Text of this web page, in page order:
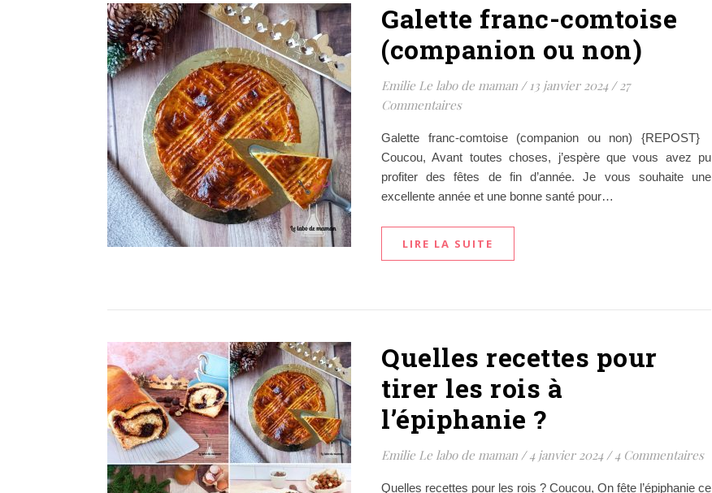
Galette franc-comtoise
(companion ou non)
Emilie Le labo de maman / 13 janvier 2024 / 27
Commentaires
Galette franc-comtoise (companion ou non) {REPOST}
Coucou, Avant toutes choses, j’espère que vous avez pu
profiter des fêtes de fin d’année. Je vous souhaite une
excellente année et une bonne santé pour…
LIRE LA SUITE
Quelles recettes pour
tirer les rois à
l’épiphanie ?
Emilie Le labo de maman / 4 janvier 2024 / 4 Commentaires
Quelles recettes pour les rois ? Coucou, On fête l’épiphanie ce